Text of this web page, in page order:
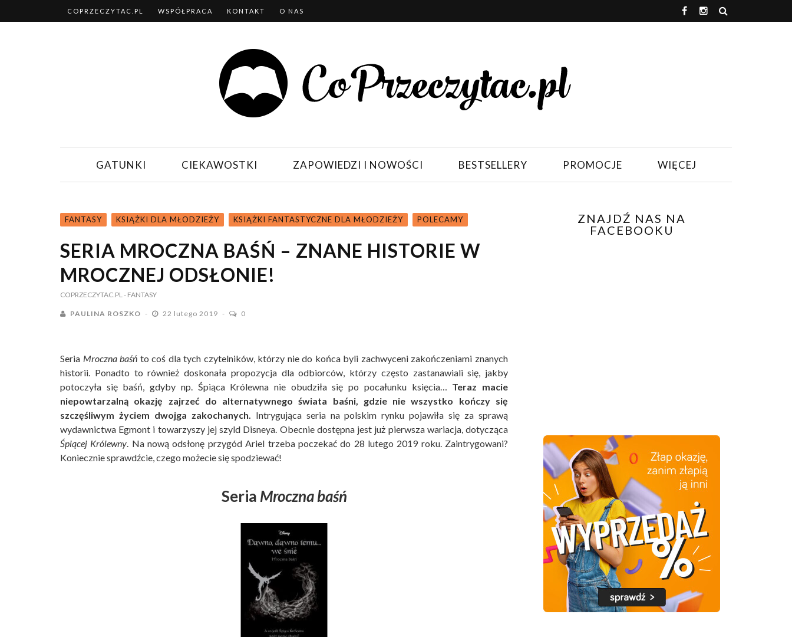
COPRZECZYTAC.PL WSPÓŁPRACA KONTAKT O NAS
GATUNKI CIEKAWOSTKI ZAPOWIEDZI I NOWOŚCI BESTSELLERY PROMOCJE WIĘCEJ
FANTASY KSIĄŻKI DLA MŁODZIEŻY KSIĄŻKI FANTASTYCZNE DLA MŁODZIEŻY POLECAMY
SERIA MROCZNA BAŚŃ – ZNANE HISTORIE W
MROCZNEJ ODSŁONIE!
COPRZECZYTAC.PL- FANTASY
PAULINA ROSZKO 22 lutego 2019 0
Seria Mroczna baśń to coś dla tych czytelników, którzy nie do końca byli zachwyceni zakończeniami znanych
historii. Ponadto to również doskonała propozycja dla odbiorców, którzy często zastanawiali się, jakby
potoczyła się baśń, gdyby np. Śpiąca Królewna nie obudziła się po pocałunku księcia… Teraz macie
niepowtarzalną okazję zajrzeć do alternatywnego świata baśni, gdzie nie wszystko kończy się
szczęśliwym życiem dwojga zakochanych. Intrygująca seria na polskim rynku pojawiła się za sprawą
wydawnictwa Egmont i towarzyszy jej szyld Disneya. Obecnie dostępna jest już pierwsza wariacja, dotycząca
Śpiącej Królewny. Na nową odsłonę przygód Ariel trzeba poczekać do 28 lutego 2019 roku. Zaintrygowani?
Koniecznie sprawdźcie, czego możecie się spodziewać!
Seria Mroczna baśń
ZNAJDŹ NAS NA
FACEBOOKU